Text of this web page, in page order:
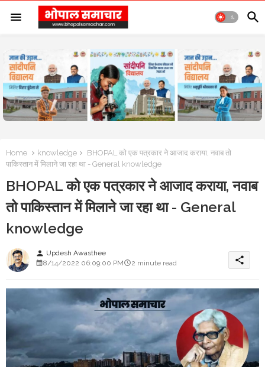
Home knowledge
BHOPAL को एक पत्रकार ने आजाद कराया, नवाब तो
पाकिस्तान में मिलाने जा रहा था - General knowledge
BHOPAL को एक पत्रकार ने आजाद कराया, नवाब
तो पाकिस्तान में मिलाने जा रहा था - General
knowledge
person Updesh Awasthee
8/14/2022 06:09:00 PM
2 minute read share